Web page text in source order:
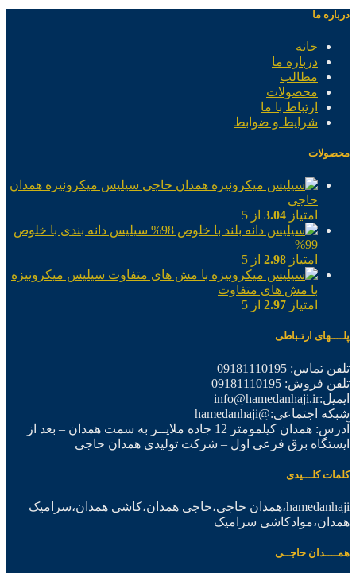
درباره ما
خانه
درباره ما
مطالب
محصولات
ارتباط با ما
شرایط و ضوابط
محصولات
سیلیس میکرونیزه همدان
حاجی
امتیاز 3.04 از 5
سیلیس دانه بندی با خلوص
99%
امتیاز 2.98 از 5
سیلیس میکرونیزه
با مش های متفاوت
امتیاز 2.97 از 5
پلــــهای ارتـباطی
تلفن تماس: 09181110195
تلفن فروش: 09181110195
ایمیل:info@hamedanhaji.ir
شبکه اجتماعی:@hamedanhaji
آدرس: همدان کیلمومتر 12 جاده ملایــر به سمت همدان – بعد از
ایستگاه برق فرعی اول – شرکت تولیدی همدان حاجی
کلمات کلـــیدی
hamedanhaji،همدان حاجی،حاجی همدان،کاشی همدان،سرامیک
همدان،موادکاشی سرامیک
همــــدان حاجــی